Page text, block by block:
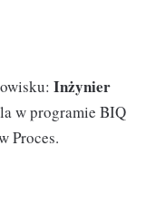
Inżynier
w programie BIQ
Proces.